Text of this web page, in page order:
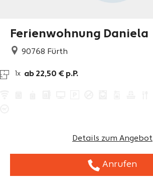
Ferienwohnung Daniela
90768 Fürth
1x ab 22,50 € p.P.
Details zum Angebot
Anrufen